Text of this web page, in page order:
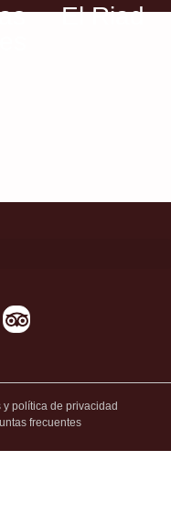
El Riad
política de privacidad
frecuentes